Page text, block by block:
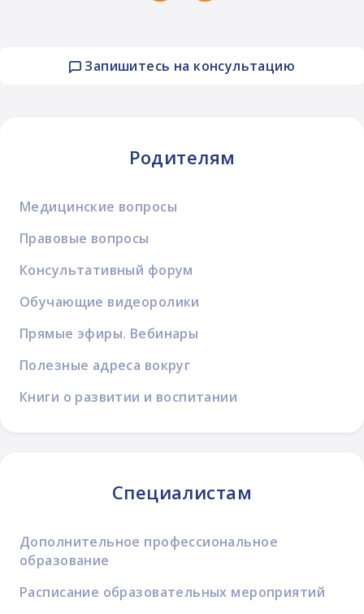
Запишитесь на консультацию
Родителям
Медицинские вопросы
Правовые вопросы
Консультативный форум
Обучающие видеоролики
Прямые эфиры. Вебинары
Полезные адреса вокруг
Книги о развитии и воспитании
Специалистам
Дополнительное профессиональное
образование
Расписание образовательных мероприятий